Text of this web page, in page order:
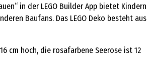
in der LEGO Builder App bietet Kindern
Baufans. Das LEGO Deko besteht aus
cm hoch, die rosafarbene Seerose ist 12